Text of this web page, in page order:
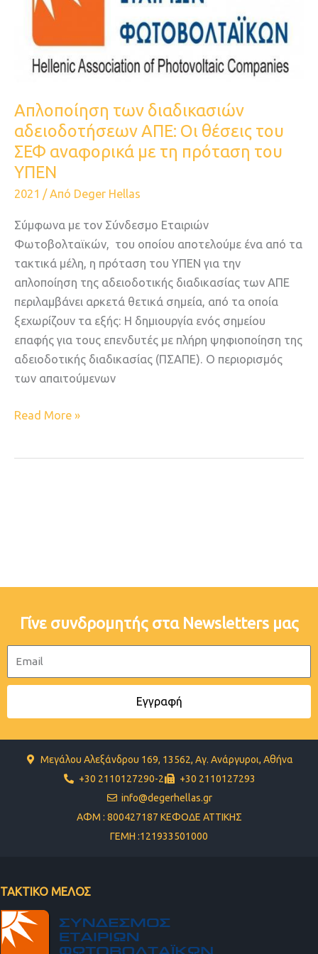
Aπλοποίηση των διαδικασιών
αδειοδοτήσεων ΑΠΕ: Οι θέσεις του
ΣΕΦ αναφορικά με τη πρόταση του
ΥΠΕΝ
2021 / Από Deger Hellas
Σύμφωνα με τον Σύνδεσμο Εταιριών
Φωτοβολταϊκών, του οποίου αποτελούμε ένα από τα
τακτικά μέλη, η πρόταση του ΥΠΕΝ για την
απλοποίηση της αδειοδοτικής διαδικασίας των ΑΠΕ
περιλαμβάνει αρκετά θετικά σημεία, από τα οποία
ξεχωρίζουν τα εξής: Η δημιουργία ενός σημείου
επαφής για τους επενδυτές με πλήρη ψηφιοποίηση της
αδειοδοτικής διαδικασίας (ΠΣΑΠΕ). Ο περιορισμός
των απαιτούμενων
ΑΠΕ:
θέσεις
του
αναφορικά
με
τη
πρόταση
του
ΥΠΕΝ
Read More »
Γίνε συνδρομητής στα Newsletters μας
Εγγραφή
Μεγάλου Αλεξάνδρου 169, 13562, Αγ. Ανάργυροι, Αθήνα
+30 2110127290-2
+30 2110127293
info@degerhellas.gr
ΑΦΜ : 800427187 ΚΕΦΟΔΕ ΑΤΤΙΚΗΣ
ΓΕΜΗ :121933501000
ΤΑΚΤΙΚΟ ΜΕΛΟΣ